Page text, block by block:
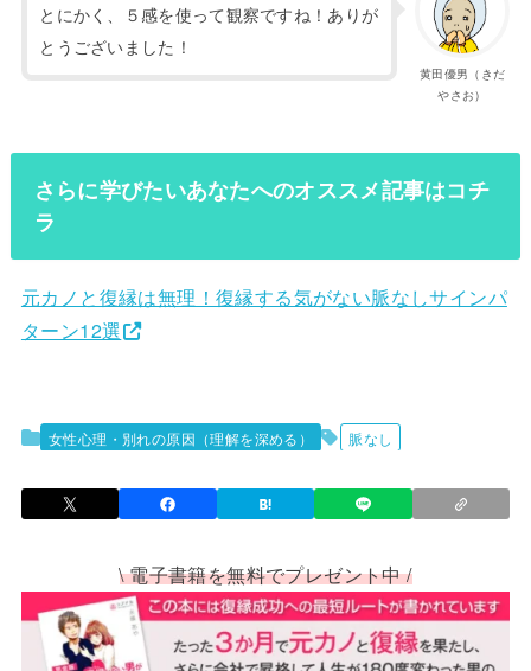
黄田優男（きだ
やさお）
とにかく、５感を使って観察ですね！ありが
とうございました！
さらに学びたいあなたへのオススメ記事はコチ
ラ
元カノと復縁は無理！復縁する気がない脈なしサインパ
ターン12選
女性心理・別れの原因（理解を深める） 脈なし
\ 電子書籍を無料でプレゼント中 /